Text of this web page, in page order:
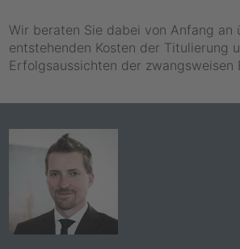
Wir beraten Sie dabei von Anfang an
entstehenden Kosten der Titulierung
Erfolgsaussichten der zwangsweisen